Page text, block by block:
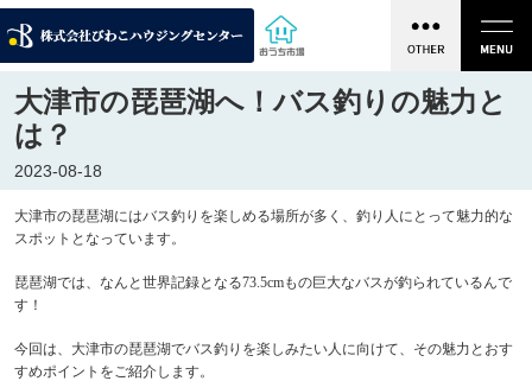
大津市の琵琶湖へ！バス釣りの魅力と
は？
2023-08-18
大津市の琵琶湖にはバス釣りを楽しめる場所が多く、釣り人にとって魅力的な
スポットとなっています。
琵琶湖では、なんと世界記録となる73.5cmもの巨大なバスが釣られているんで
す！
今回は、大津市の琵琶湖でバス釣りを楽しみたい人に向けて、その魅力とおす
すめポイントをご紹介します。